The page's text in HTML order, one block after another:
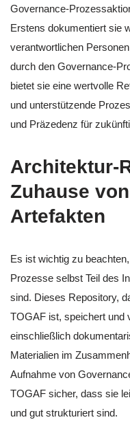
Governance-
Erstens dokumentiert sie
verantwortlichen
durch den Governance-
bietet sie eine wertvolle
und unterstützende
und Präzedenz für
Architektur-
Zuhause
Artefakten
Es ist wichtig zu
Prozesse selbst Teil des
sind. Dieses Repository,
TOGAF ist, speichert und
einschließlich
Materialien im
Aufnahme von
TOGAF sicher, dass sie
und gut strukturiert sind.